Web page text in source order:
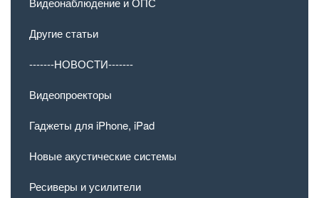
Другие статьи
-------НОВОСТИ-------
Видеопроекторы
Гаджеты для iPhone, iPad
Новые акустические системы
Ресиверы и усилители